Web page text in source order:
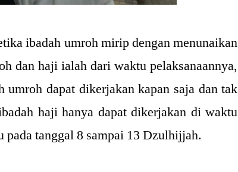
ibadah umroh mirip dengan menunaikan
dan haji ialah dari waktu pelaksanaannya,
umroh dapat dikerjakan kapan saja dan tak
haji hanya dapat dikerjakan di waktu
pada tanggal 8 sampai 13 Dzulhijjah.